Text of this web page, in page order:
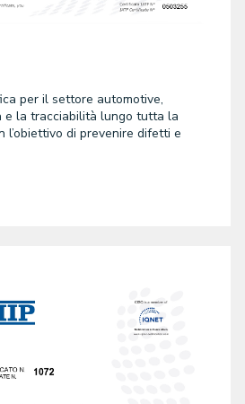
per il settore automotive,
e la tracciabilità lungo tutta la
l’obiettivo di prevenire difetti e